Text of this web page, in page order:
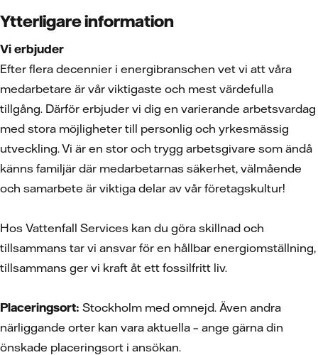
Ytterligare information
Vi erbjuder
Efter flera decennier i energibranschen vet vi att våra
medarbetare är vår viktigaste och mest värdefulla
tillgång. Därför erbjuder vi dig en varierande arbetsvardag
med stora möjligheter till personlig och yrkesmässig
utveckling. Vi är en stor och trygg arbetsgivare som ändå
känns familjär där medarbetarnas säkerhet, välmående
och samarbete är viktiga delar av vår företagskultur!
Hos Vattenfall Services kan du göra skillnad och
tillsammans tar vi ansvar för en hållbar energiomställning,
tillsammans ger vi kraft åt ett fossilfritt liv.
Placeringsort: Stockholm med omnejd. Även andra
närliggande orter kan vara aktuella – ange gärna din
önskade placeringsort i ansökan.